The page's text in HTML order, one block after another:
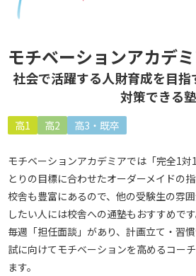
モチベーションアカデ
社会で活躍する人財育成を目指
対策できる塾
高1 高2 高3・既卒
モチベーションアカデミアでは「完全1
とりの目標に合わせたオーダーメイドの指
校舎も豊富にあるので、他の受験生の雰
したい人には校舎への通塾もおすすめです
毎週「担任面談」があり、計画立て・習
試に向けてモチベーションを高めるコー
ます。